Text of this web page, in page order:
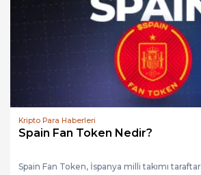
Kripto Para Haberleri
Spain Fan Token Nedir?
Spain Fan Token, İspanya milli takımı